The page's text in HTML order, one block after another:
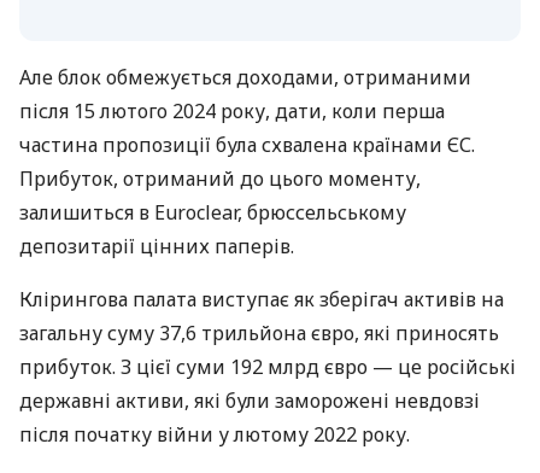
Але блок обмежується доходами, отриманими
після 15 лютого 2024 року, дати, коли перша
частина пропозиції була схвалена країнами ЄС.
Прибуток, отриманий до цього моменту,
залишиться в Euroclear, брюссельському
депозитарії цінних паперів.
Клірингова палата виступає як зберігач активів на
загальну суму 37,6 трильйона євро, які приносять
прибуток. З цієї суми 192 млрд євро — це російські
державні активи, які були заморожені невдовзі
після початку війни у лютому 2022 року.